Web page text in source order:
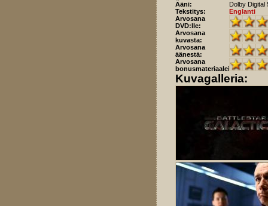
Ääni:
Dolby Digital
Tekstitys:
Englanti
Arvosana
DVD:lle:
Arvosana
kuvasta:
Arvosana
äänestä:
Arvosana
bonusmateriaaleista:
Kuvagalleria: